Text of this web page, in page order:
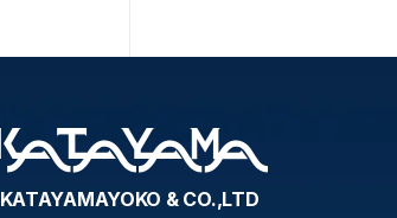
KATAYAMAYOKO & CO.,LTD